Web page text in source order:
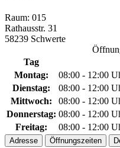
Raum: 015
Rathausstr. 31
58239 Schwerte
Tag
Montag:
08:00 - 12:00
Dienstag:
08:00 - 12:00
Mittwoch:
08:00 - 12:00
Donnerstag: 08:00 - 12:00
Freitag:
08:00 - 12:00
Adresse Öffnungszeiten